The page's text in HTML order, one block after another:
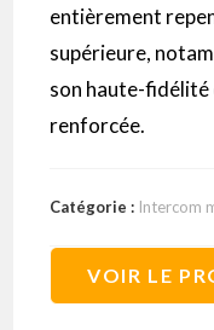
entièrement
supérieure,
son haute-fidélité
renforcée.
Catégorie : Intercom
VOIR LE